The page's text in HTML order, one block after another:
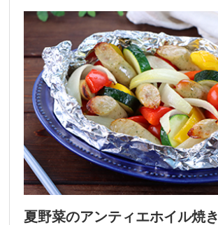
夏野菜のアンティエホイル焼き